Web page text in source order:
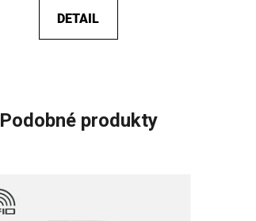
DETAIL
Podobné produkty